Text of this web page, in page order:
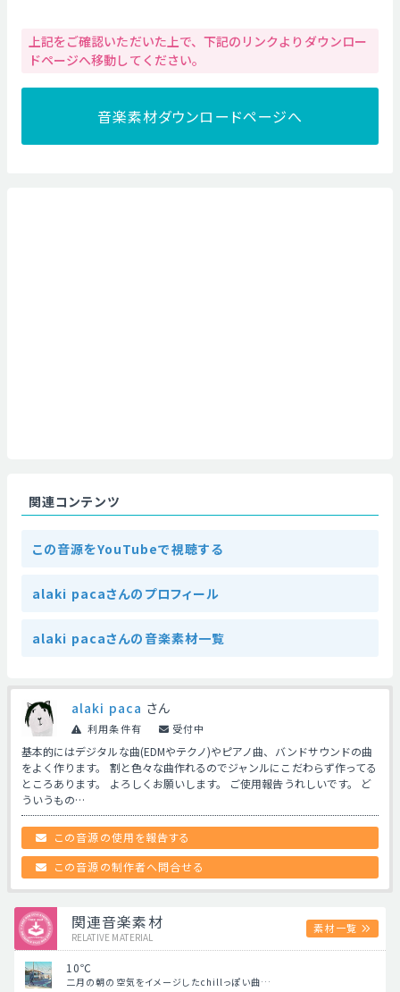
上記をご確認いただいた上で、下記のリンクよりダウンロー
ドページへ移動してください。
音楽素材ダウンロードページへ
関連コンテンツ
この音源をYouTubeで視聴する
alaki pacaさんのプロフィール
alaki pacaさんの音楽素材一覧
alaki paca さん
利用条件有 受付中
基本的にはデジタルな曲(EDMやテクノ)やピアノ曲、バンドサウンドの曲
をよく作ります。 割と色々な曲作れるのでジャンルにこだわらず作ってる
ところあります。 よろしくお願いします。 ご使用報告うれしいです。 ど
ういうもの…
この音源の使用を報告する
この音源の制作者へ問合せる
関連音楽素材
RELATIVE MATERIAL
素材一覧
10℃
二月の朝の空気をイメージしたchillっぽい曲…